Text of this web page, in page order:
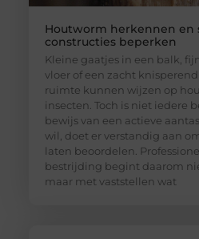
Houtworm herkennen en
constructies beperken
Kleine gaatjes in een balk,
vloer of een zacht
ruimte kunnen wijzen op
insecten. Toch is niet iedere
bewijs van een actieve
wil, doet er verstandig aan
laten beoordelen.
bestrijding begint daarom
maar met vaststellen wat